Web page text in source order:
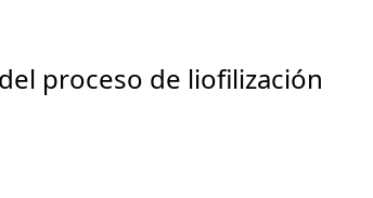
proceso de liofilización